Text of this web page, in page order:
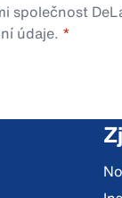
společnost
údaje.